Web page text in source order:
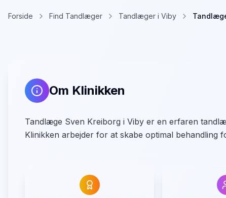
Forside Find Tandlæger Tandlæger i Viby
Om Klinikken
Tandlæge Sven Kreiborg i Viby er en erfaren
Klinikken arbejder for at skabe optimal behandling